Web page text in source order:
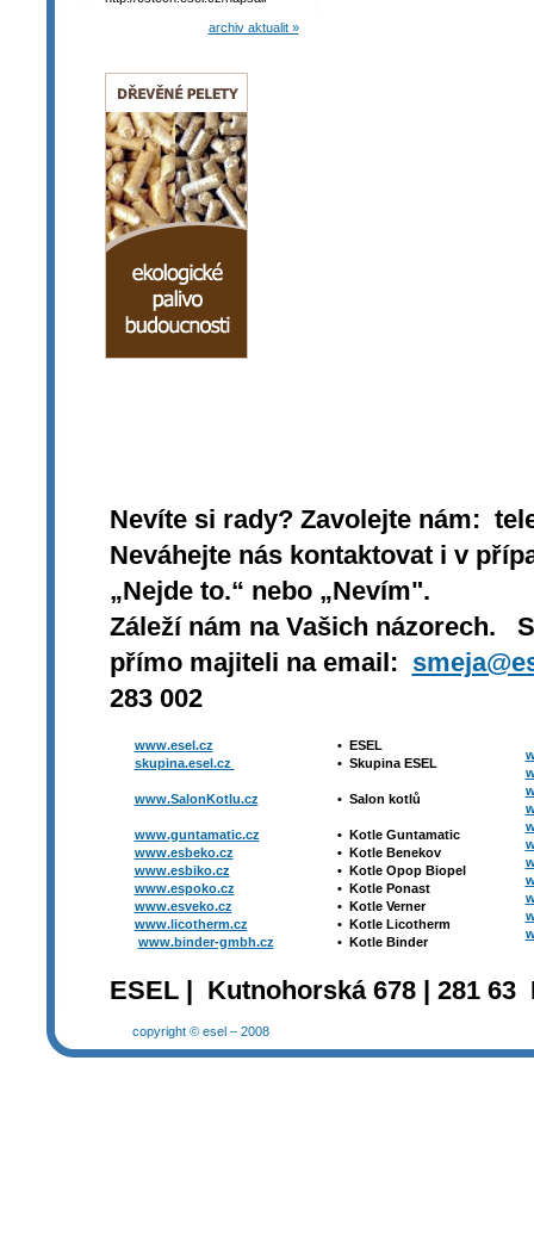
archiv aktualit »
Nevíte si rady? Zavolejte nám:
Neváhejte nás kontaktovat i v
„Nejde to.“ nebo „Nevím".
Záleží nám na Vašich názorech.
přímo majiteli na email:
283 002
www.esel.cz
skupina.esel.cz
www.SalonKotlu.cz
www.guntamatic.cz
www.esbeko.cz
www.esbiko.cz
www.espoko.cz
www.esveko.cz
www.licotherm.cz
www.binder-gmbh.cz
• ESEL
• Skupina ESEL
• Salon kotlů
• Kotle Guntamatic
• Kotle Benekov
• Kotle Opop Biopel
• Kotle Ponast
• Kotle Verner
• Kotle Licotherm
• Kotle Binder
ESEL | Kutnohorská 678 | 281
copyright © esel – 2008